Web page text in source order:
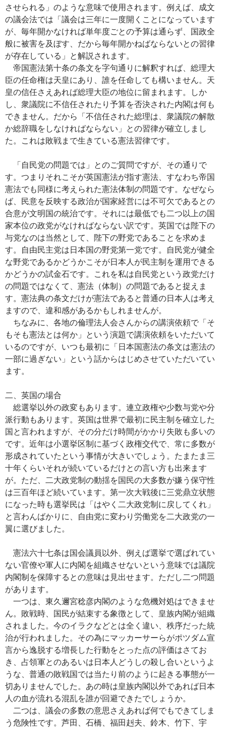
させられる」のような意味で使用されます。例えば、成文
の議会法では「議会は三年に一度開くことになっています
が、毎年開かなければ単年度ごとの予算は通らず、国政全
般に被害を及ぼす、だから毎年開かねばならないとの習律
が存在している」と解説されます。
帝国憲法第十条の条文を字句通りに解釈すれば、総理大
臣の任命権は天皇にあり、誰を任命しても構いません。天
皇の信任さえあれば総理大臣の地位に留まれます。しか
し、衆議院に不信任されたり予算を否決された内閣は何も
できません。だから「不信任された総理は、衆議院の解散
か総辞職をしなければならない」との習律が確立しまし
た。これは敗戦まで生きている憲法習律です。
「自民党の問題では」とのご質問ですが、その通りで
す。つまりそれこそが英国憲法が指す憲法、すなわち帝国
憲法でも同様に考えられた憲法体制の問題です。なぜなら
ば、民意を反映する政治が国家経営には不可欠であるとの
合意が文明国の統治です。それには最低でも二つ以上の国
家本位の政党がなければならない訳です。英国では陛下の
与党なのは当然として、陛下の野党であることを求めま
す。
自由民主党は日本国の野党第一党です。自民党が健全
な野党であるかどうかこそが日本人が民主制を運用できる
かどうかの試金石です。これを私は自民党という政党だけ
の問題ではなくて、憲法（体制）の問題であると捉えま
す。憲法典の条文だけが憲法であると普通の日本人は考え
ますので、違和感があるかもしれませんが。
ちなみに、各地の倫理法人会さんからの講演依頼で「そ
もそも憲法とは何か」という演題で講演依頼をいただいて
いるのですが、いつも最初に「日本国憲法の条文は憲法の
一部に過ぎない」という話からはじめさせていただいてい
ます。
二、英国の場合
総選挙以外の政変もあります。連立政権や少数与党や分
派行動もあります。英国は世界で最初に民主制を確立した
国と言われますが、その分だけ時間がかかり失敗も多いの
です。近年は小選挙区制に基づく政権交代で、常に多数が
形成されていたという事情が大きいでしょう。たまたま三
十年くらいそれが続いているだけとの言い方も出来ます
が。 ただ、二大政党制の動揺を国民の大多数が嫌う保守性
は三百年ほど続いています。第一次大戦後に三党鼎立状態
になった時も選挙民は「はやく二大政党制に戻してくれ」
と言わんばかりに、自由党に変わり労働党を二大政党の一
翼に選びました。
憲法六十七条は国会議員以外、例えば選挙で選ばれてい
ない官僚や軍人に内閣を組織させないという意味では議院
内閣制を保障するとの意味は見出せます。ただし二つ問題
があります。
一つは、東久邇宮稔彦内閣のような危機対処はできませ
ん。敗戦時、国民が結束する象徴として、皇族内閣が組織
されました。今のイラクなどとは全く違い、秩序だった統
治が行われました。その為にマッカーサーらがポツダム宣
言から逸脱する増長した行動をとった点の評価はさてお
き、占領軍とのあるいは日本人どうしの殺し合いというよ
うな、普通の敗戦国では当たり前のように起きる事態が一
切ありませんでした。あの時は皇族内閣以外であれば日本
人の血が流れる混乱を誰が回避できたでしょうか。
二つは、議会の多数の意思さえあれば何でもできてしま
う危険性です。芦田、石橋、福田赳夫、鈴木、竹下、宇